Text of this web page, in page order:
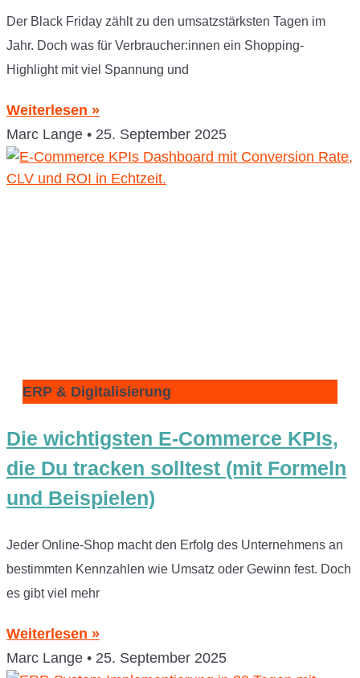
Der Black Friday zählt zu den umsatzstärksten Tagen im
Jahr. Doch was für Verbraucher:innen ein Shopping-
Highlight mit viel Spannung und
Weiterlesen »
Marc Lange
25. September 2025
ERP & Digitalisierung
Die wichtigsten E-Commerce KPIs,
die Du tracken solltest (mit Formeln
und Beispielen)
Jeder Online-Shop macht den Erfolg des Unternehmens an
bestimmten Kennzahlen wie Umsatz oder Gewinn fest. Doch
es gibt viel mehr
Weiterlesen »
Marc Lange
25. September 2025